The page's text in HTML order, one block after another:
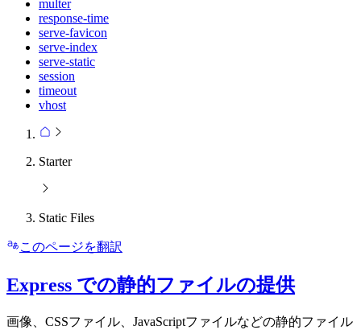
multer
response-time
serve-favicon
serve-index
serve-static
session
timeout
vhost
Starter
Static Files
このページを翻訳
Express での静的ファイルの提供
画像、CSSファイル、JavaScriptファイルなどの静的ファイル